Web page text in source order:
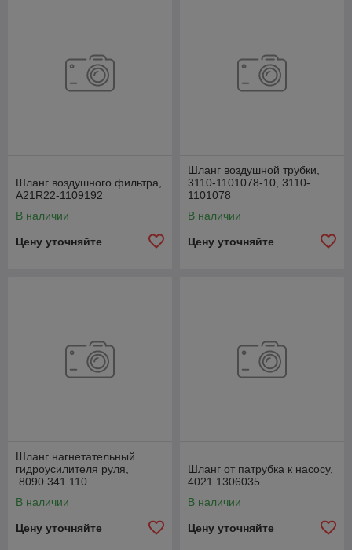
Шланг воздушного фильтра,
А21R22-1109192
В наличии
Цену уточняйте
Шланг воздушной трубки,
3110-1101078-10, 3110-
1101078
В наличии
Цену уточняйте
Шланг нагнетательный
гидроусилителя руля,
.8090.341.110
В наличии
Цену уточняйте
Шланг от патрубка к насосу,
4021.1306035
В наличии
Цену уточняйте